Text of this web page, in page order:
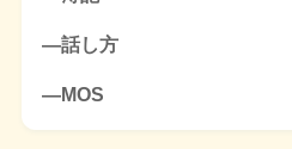
―話し方
―MOS